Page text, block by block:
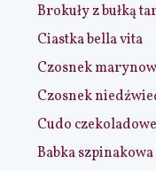
Brokuły z bułką
Ciastka bella vita
Czosnek
Czosnek
Cudo czekoladowe
Babka szpinakowa